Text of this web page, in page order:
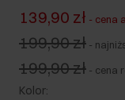
139,90 zł - cena
199,90 zł -
199,90 zł - cena
Kolor: